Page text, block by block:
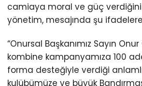
camiaya moral ve güç
yönetim, mesajında şu
“Onursal Başkanımız Sayın
kombine kampanyamıza 100
forma desteğiyle verdiği anlamlı
kulübümüze ve büyük